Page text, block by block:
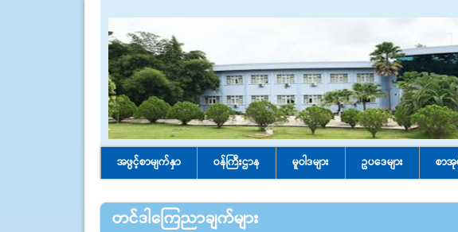
အဖွင့်စာမျက်နှာ ဝန်ကြီးဌာန မူဝါဒများ ဥပဒေများ စာအု
တင်ဒါကြေညာချက်များ